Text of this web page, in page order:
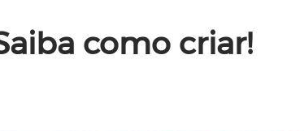
como criar!